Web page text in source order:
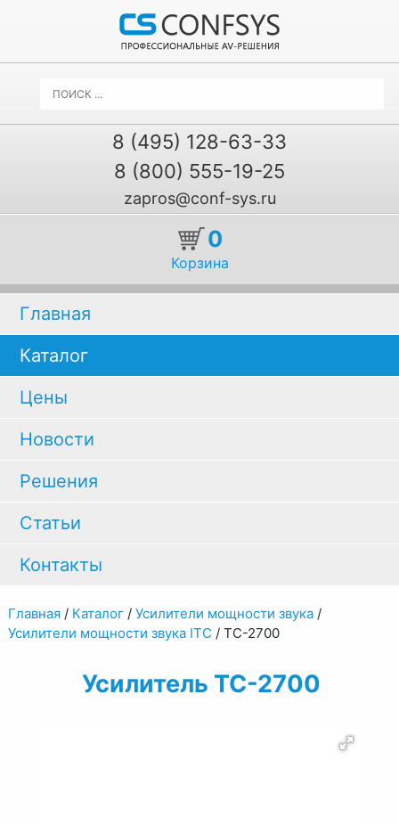
8 (495) 128-63-33
8 (800) 555-19-25
zapros@conf-sys.ru
0
Корзина
Главная
Каталог
Цены
Новости
Решения
Статьи
Контакты
Главная/ Каталог/ Усилители мощности звука/
Усилители мощности звука ITC / TC-2700
Усилитель TC-2700